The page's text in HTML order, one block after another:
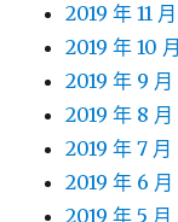
2019 年 11 月
2019 年 10 月
2019 年 9 月
2019 年 8 月
2019 年 7 月
2019 年 6 月
2019 年 5 月